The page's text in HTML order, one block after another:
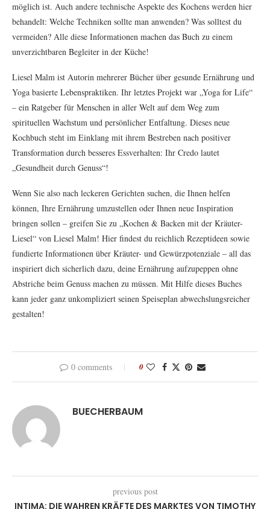
möglich ist. Auch andere technische Aspekte des Kochens werden hier
behandelt: Welche Techniken sollte man anwenden? Was solltest du
vermeiden? Alle diese Informationen machen das Buch zu einem
unverzichtbaren Begleiter in der Küche!
Liesel Malm ist Autorin mehrerer Bücher über gesunde Ernährung und
Yoga basierte Lebenspraktiken. Ihr letztes Projekt war „Yoga for Life“
– ein Ratgeber für Menschen in aller Welt auf dem Weg zum
spirituellen Wachstum und persönlicher Entfaltung. Dieses neue
Kochbuch steht im Einklang mit ihrem Bestreben nach positiver
Transformation durch besseres Essverhalten: Ihr Credo lautet
„Gesundheit durch Genuss“!
Wenn Sie also nach leckeren Gerichten suchen, die Ihnen helfen
können, Ihre Ernährung umzustellen oder Ihnen neue Inspiration
bringen sollen – greifen Sie zu „Kochen & Backen mit der Kräuter-
Liesel“ von Liesel Malm! Hier findest du reichlich Rezeptideen sowie
fundierte Informationen über Kräuter- und Gewürzpotenziale – all das
inspiriert dich sicherlich dazu, deine Ernährung aufzupeppen ohne
Abstriche beim Genuss machen zu müssen. Mit Hilfe dieses Buches
kann jeder ganz unkompliziert seinen Speiseplan abwechslungsreicher
gestalten!
0 comments 0
BUECHERBAUM
previous post
INTIMA: DIE WAHREN KRÄFTE DES MARKTES VON TIMOTHY